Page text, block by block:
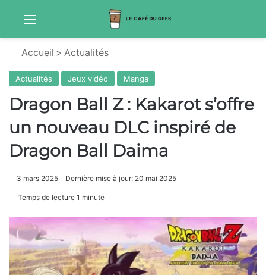
Menu
Accueil > Actualités
Actualités Jeux vidéo Manga
Dragon Ball Z : Kakarot s’offre
un nouveau DLC inspiré de
Dragon Ball Daima
3 mars 2025 Dernière mise à jour: 20 mai 2025
Temps de lecture 1 minute